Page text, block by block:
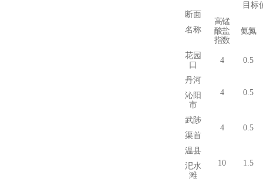
断面
名称
目标
高锰
酸盐
指数
氨氮
花园
口
4 0.5
丹河
沁阳
市
4 0.5
武陟
渠首
4 0.5
温县
汜水
滩
10 1.5